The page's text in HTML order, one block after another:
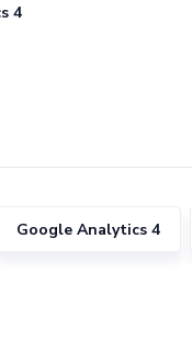
4
Google Analytics 4